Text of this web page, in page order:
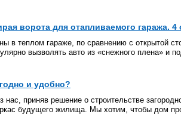
ворота для отапливаемого гаража. 4
в теплом гараже, по сравнению с открытой
вызволять авто из «снежного плена» и
и удобно?
приняв решение о строительстве
будущего жилища. Мы хотим, чтобы дом